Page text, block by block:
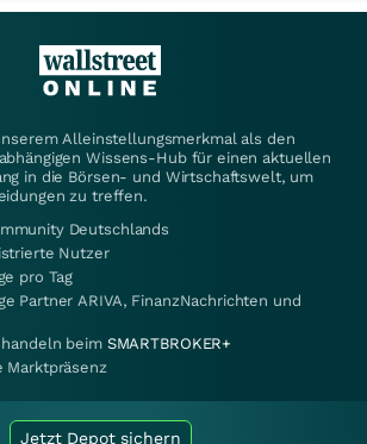
Alleinstellungsmerkmal als den
Wissens-Hub für einen aktuellen
in die Börsen- und Wirtschaftswelt, um
zu treffen.
Deutschlands
Nutzer
pro Tag
Partner ARIVA, FinanzNachrichten und
beim SMARTBROKER+
Marktpräsenz
Jetzt Depot sichern